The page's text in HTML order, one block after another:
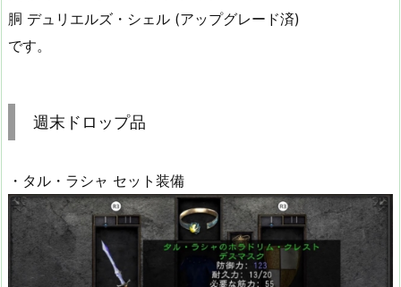
胴 デュリエルズ・シェル (アップグレード済)
です。
週末ドロップ品
・タル・ラシャ セット装備